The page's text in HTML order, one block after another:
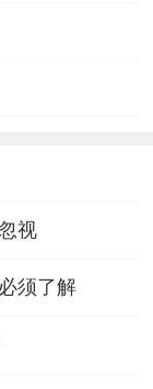
视
须了解